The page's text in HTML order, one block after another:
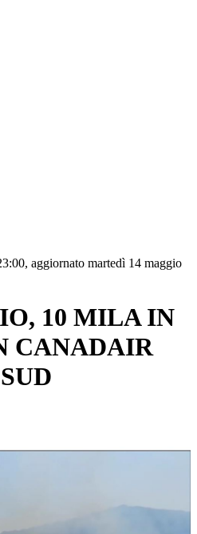
aggiornato martedì 14 maggio
10 MILA IN
CANADAIR